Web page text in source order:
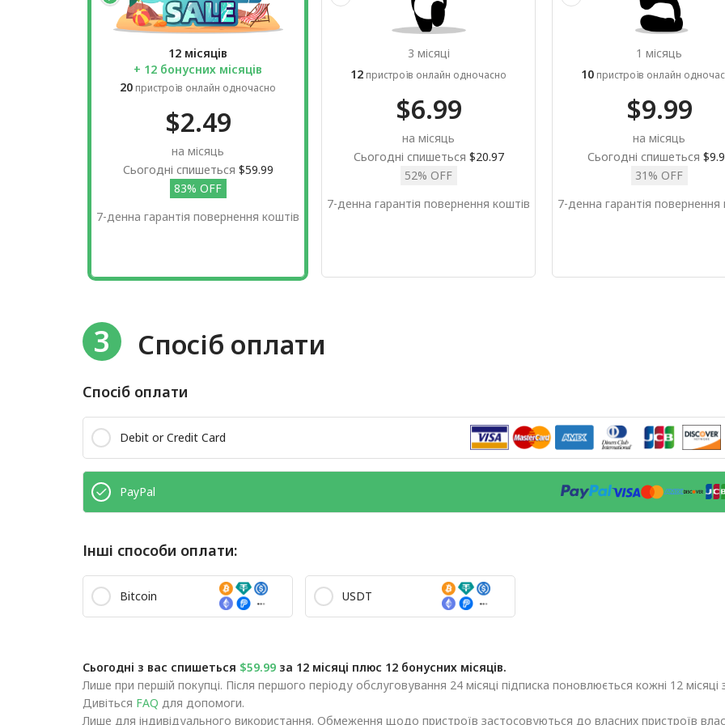
12 місяців
+ 12 бонусних місяців
20 пристроїв онлайн одночасно
$2.49
на місяць
Сьогодні спишеться $59.99
83% OFF
7-денна гарантія повернення коштів
3 місяці
12 пристроїв онлайн одночасно
$6.99
на місяць
Сьогодні спишеться $20.97
52% OFF
7-денна гарантія повернення коштів
1 місяць
10 пристроїв онлайн
$9.99
на місяць
Сьогодні спишеться
31% OFF
7-денна гарантія повернення
3 Спосіб оплати
Спосіб оплати
Debit or Credit Card
PayPal
Інші способи оплати:
Bitcoin USDT
Сьогодні з вас спишеться $59.99 за 12 місяці плюс 12 бонусних місяців.
Лише при першій покупці. Після першого періоду обслуговування 24 місяці підписка поновлюється кожні 12
Дивіться FAQ для допомоги.
Лише для індивідуального використання. Обмеження щодо пристроїв застосовуються до власних пристроїв